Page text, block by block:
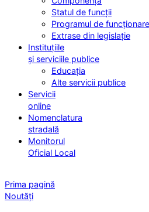
Statul de funcții
Programul de
Extrase din legislație
Instituțiile
și serviciile publice
Educația
Alte servicii publice
Servicii
online
Nomenclatura
stradală
Monitorul
Oficial Local
Prima pagină
Noutăți